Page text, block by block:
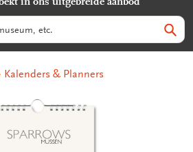
Kalenders & Planners